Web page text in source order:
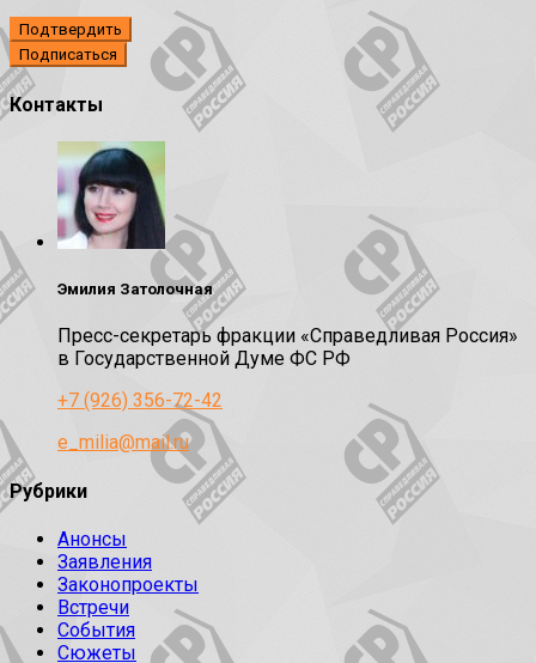
Подтвердить
Контакты
Эмилия Затолочная
Пресс-секретарь фракции «Справедливая Россия»
в Государственной Думе ФС РФ
+7 (926) 356-72-42
e_milia@mail.ru
Рубрики
Анонсы
Заявления
Законопроекты
Встречи
События
Сюжеты